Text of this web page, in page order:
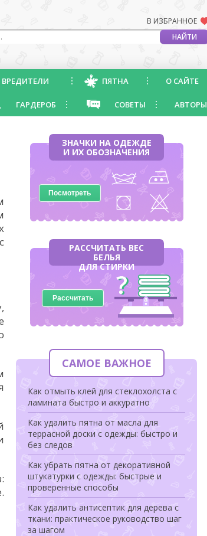
В ИЗБРАННОЕ
ВРЕДИТЕЛИ ПЯТНА О САЙТЕ
ГАРДЕРОБ СОВЕТЫ АВТОРЫ
ЗНАЧКИ НА ОДЕЖДЕ
И ИХ ОБОЗНАЧЕНИЯ
Посмотреть
РАССЧИТАТЬ ВЕС
БЕЛЬЯ
ДЛЯ СТИРКИ
Рассчитать
САМОЕ ВАЖНОЕ
Как отмыть клей для стеклохолста с
ламината быстро и аккуратно
Как удалить пятна от масла для
террасной доски с одежды: быстро и
без следов
Как убрать пятна от декоративной
штукатурки с одежды: быстрые и
проверенные способы
Как удалить антисептик для дерева с
ткани: практическое руководство шаг
за шагом